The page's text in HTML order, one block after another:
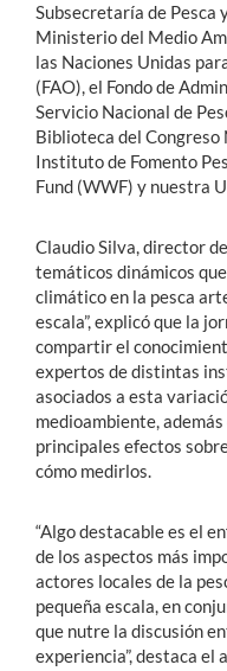
Subsecretaría de Pesca
Ministerio del Medio
las Naciones Unidas
(FAO), el Fondo de
Servicio Nacional de
Biblioteca del Congreso
Instituto de Fomento
Fund (WWF) y nuestra
Claudio Silva, director
temáticos dinámicos
climático en la pesca
escala”, explicó que la
compartir el
expertos de distintas
asociados a esta
medioambiente,
principales efectos
cómo medirlos.
“Algo destacable es el
de los aspectos más
actores locales de la
pequeña escala, en
que nutre la discusión
experiencia”, destaca el